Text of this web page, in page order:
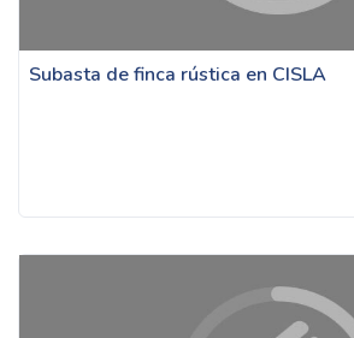
Subasta de finca rústica en CISLA